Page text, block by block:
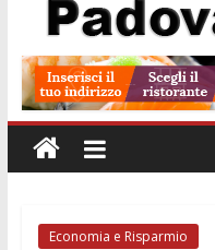
Calici di Stelle
Notizie di Padova alle ore
antidroga e siccità
Notizie di Padova alle ore
Limena e progetto Cool
Economia e Risparmio